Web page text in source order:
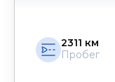
2311 км
Пробег